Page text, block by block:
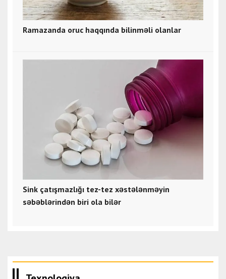
Ramazanda oruc haqqında bilinməli olanlar
Sink çatışmazlığı tez-tez xəstələnməyin
səbəblərindən biri ola bilər